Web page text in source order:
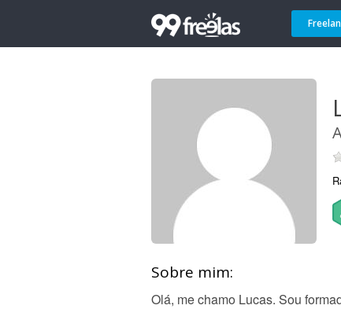
Sobre mim:
Olá, me chamo Lucas. Sou